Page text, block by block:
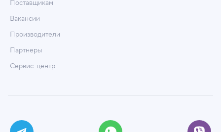
Поставщикам
Вакансии
Производители
Партнеры
Сервис-центр